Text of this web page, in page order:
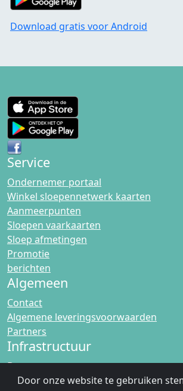
Download gratis voor Android
Service
Ondernemer portaal
Winkel sloepennetwerk kaarten
Aanmeerpunten
Sloepen vaarkaarten
Sloep afmetingen
Promotie
berichten
Algemeen
Contact
Algemene leveringsvoorwaarden
Partners
Infrastructuur
Bruggen
Sluizen
Door onze website te gebruiken